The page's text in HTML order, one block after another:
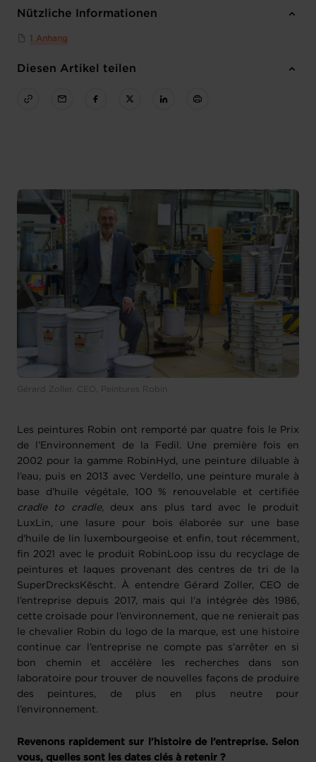
Nützliche Informationen
1 Anhang
Diesen Artikel teilen
Gérard Zoller, CEO, Peintures Robin
Les peintures Robin ont remporté par quatre fois le Prix
de l’Environnement de la Fedil. Une première fois en
2002 pour la gamme RobinHyd, une peinture diluable à
l’eau, puis en 2013 avec Verdello, une peinture murale à
base d’huile végétale, 100 % renouvelable et certifiée
cradle to cradle, deux ans plus tard avec le produit
LuxLin, une lasure pour bois élaborée sur une base
d'huile de lin luxembourgeoise et enfin, tout récemment,
fin 2021 avec le produit RobinLoop issu du recyclage de
peintures et laques provenant des centres de tri de la
SuperDrecksKëscht. À entendre Gérard Zoller, CEO de
l’entreprise depuis 2017, mais qui l’a intégrée dès 1986,
cette croisade pour l’environnement, que ne renierait pas
le chevalier Robin du logo de la marque, est une histoire
continue car l’entreprise ne compte pas s’arrêter en si
bon chemin et accélère les recherches dans son
laboratoire pour trouver de nouvelles façons de produire
des peintures, de plus en plus neutre pour
l’environnement.
Revenons rapidement sur l’histoire de l’entreprise. Selon
vous, quelles sont les dates clés à retenir ?